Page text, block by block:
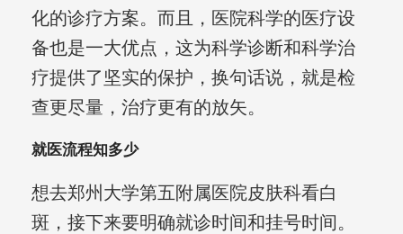
化的诊疗方案。而且，医院科学的医疗设
备也是一大优点，这为科学诊断和科学治
疗提供了坚实的保护，换句话说，就是检
查更尽量，治疗更有的放矢。
就医流程知多少
想去郑州大学第五附属医院皮肤科看白
斑，接下来要明确就诊时间和挂号时间。